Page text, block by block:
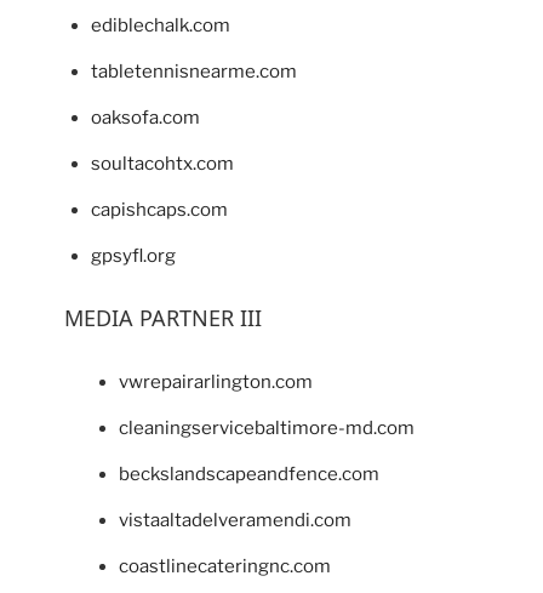
ediblechalk.com
tabletennisnearme.com
oaksofa.com
soultacohtx.com
capishcaps.com
gpsyfl.org
MEDIA PARTNER III
vwrepairarlington.com
cleaningservicebaltimore-md.com
beckslandscapeandfence.com
vistaaltadelveramendi.com
coastlinecateringnc.com